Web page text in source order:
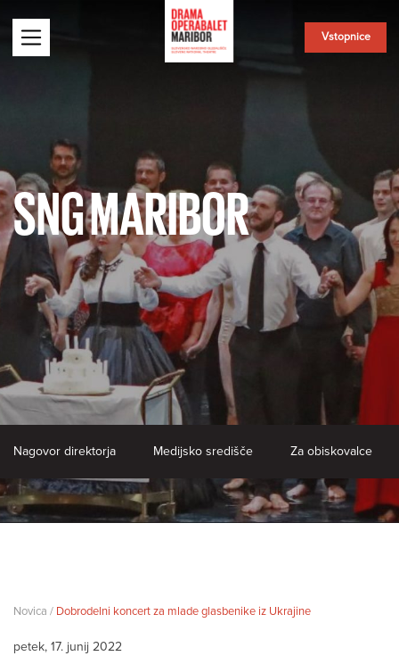
Vstopnice
SNG MARIBOR
Nagovor direktorja Medijsko središče Za obiskovalce
Novica / Dobrodelni koncert za mlade glasbenike iz Ukrajine
petek, 17. junij 2022